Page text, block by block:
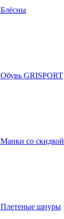
Блёсны
Обувь GRISPORT
Манки со скидкой
Плетеные шнуры